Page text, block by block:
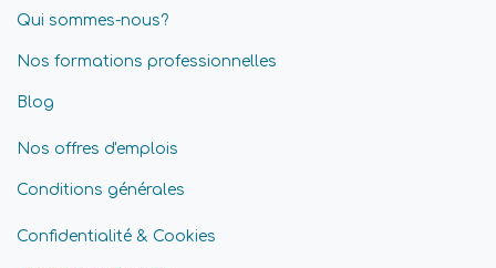
Qui sommes-nous?
Nos formations professionnelles
Blog
Nos offres d'emplois
Conditions générales
Confidentialité & Cookies